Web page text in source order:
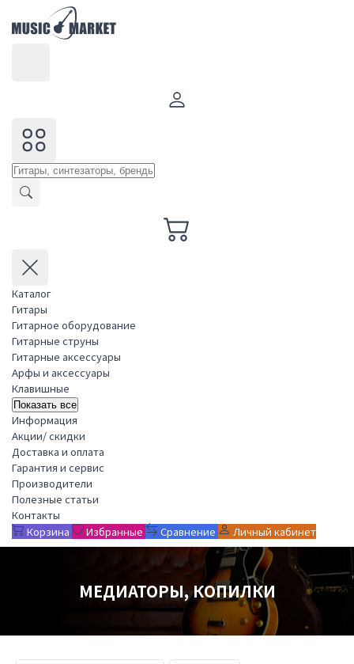
Каталог
Гитары
Гитарное оборудование
Гитарные струны
Гитарные аксессуары
Арфы и аксессуары
Клавишные
Показать все
Информация
Акции/ скидки
Доставка и оплата
Гарантия и сервис
Производители
Полезные статьи
Контакты
Корзина
Избранные Сравнение Личный кабинет
МЕДИАТОРЫ, КОПИЛКИ